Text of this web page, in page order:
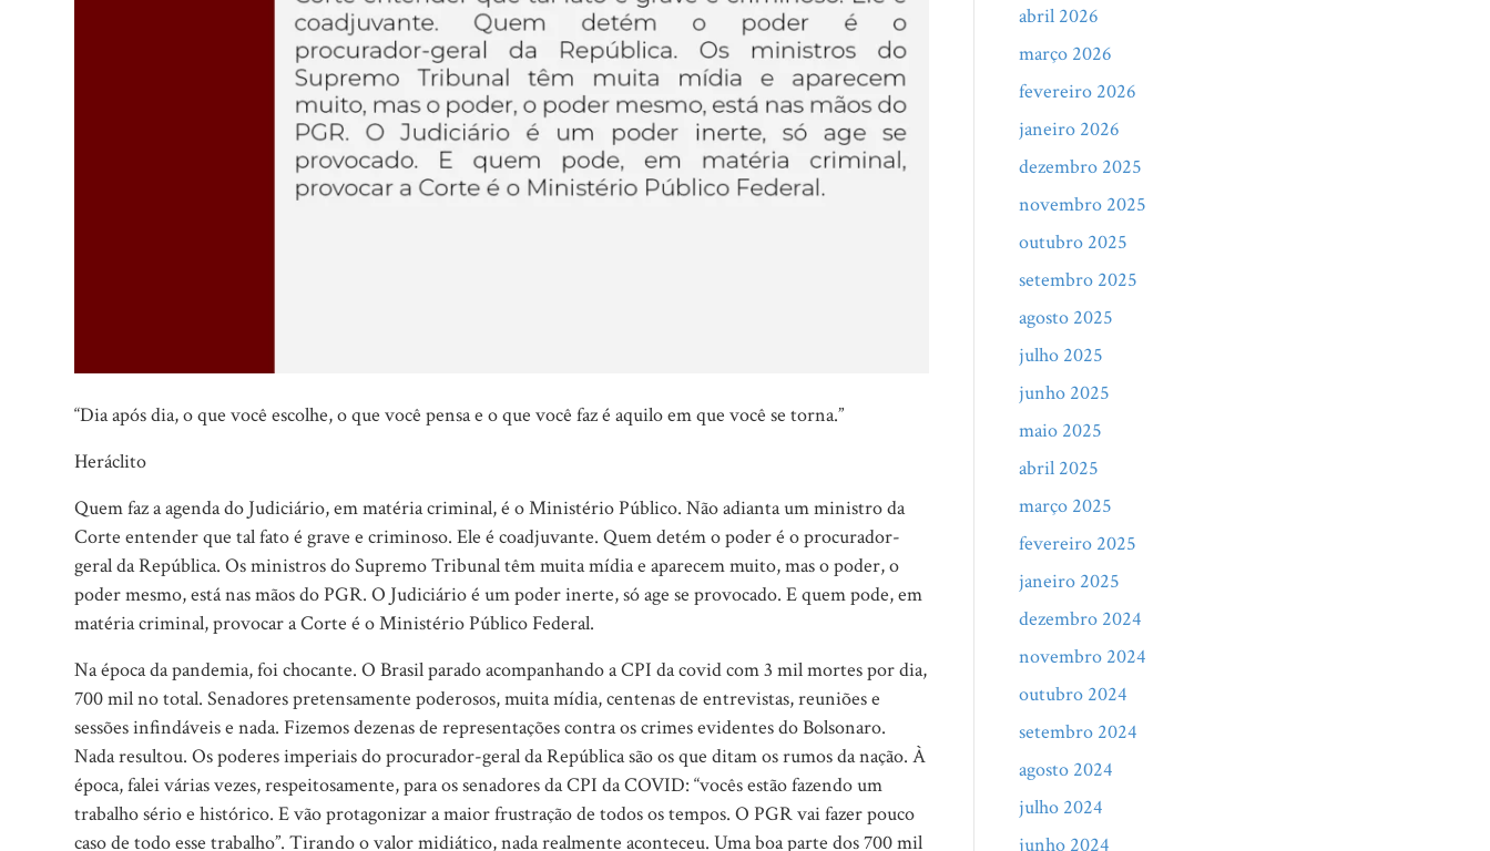
“Dia após dia, o que você escolhe, o que você pensa e o que você faz é aquilo em que você se torna.”
Heráclito
Quem faz a agenda do Judiciário, em matéria criminal, é o Ministério Público. Não adianta um ministro da
Corte entender que tal fato é grave e criminoso. Ele é coadjuvante. Quem detém o poder é o procurador-
geral da República. Os ministros do Supremo Tribunal têm muita mídia e aparecem muito, mas o poder, o
poder mesmo, está nas mãos do PGR. O Judiciário é um poder inerte, só age se provocado. E quem pode, em
matéria criminal, provocar a Corte é o Ministério Público Federal.
Na época da pandemia, foi chocante. O Brasil parado acompanhando a CPI da covid com 3 mil mortes por dia,
700 mil no total. Senadores pretensamente poderosos, muita mídia, centenas de entrevistas, reuniões e
sessões infindáveis e nada. Fizemos dezenas de representações contra os crimes evidentes do Bolsonaro.
Nada resultou. Os poderes imperiais do procurador-geral da República são os que ditam os rumos da nação. À
época, falei várias vezes, respeitosamente, para os senadores da CPI da COVID: “vocês estão fazendo um
trabalho sério e histórico. E vão protagonizar a maior frustração de todos os tempos. O PGR vai fazer pouco
caso de todo esse trabalho”. Tirando o valor midiático, nada realmente aconteceu. Uma boa parte dos 700 mil
abril 2026
março 2026
fevereiro 2026
janeiro 2026
dezembro 2025
novembro 2025
outubro 2025
setembro 2025
agosto 2025
julho 2025
junho 2025
maio 2025
abril 2025
março 2025
fevereiro 2025
janeiro 2025
dezembro 2024
novembro 2024
outubro 2024
setembro 2024
agosto 2024
julho 2024
junho 2024